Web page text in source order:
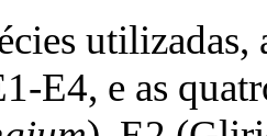
E4, e as